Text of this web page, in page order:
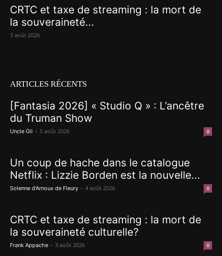
CRTC et taxe de streaming : la mort de
la souveraineté...
3 août 2026
ARTICLES RÉCENTS
[Fantasia 2026] « Studio Q » : L’ancêtre
du Truman Show
Uncle Gil - 5 août 2026 0
Un coup de hache dans le catalogue
Netflix : Lizzie Borden est la nouvelle...
Solenne d'Arnoux de Fleury - 4 août 2026 0
CRTC et taxe de streaming : la mort de
la souveraineté culturelle?
Frank Appache - 3 août 2026 0